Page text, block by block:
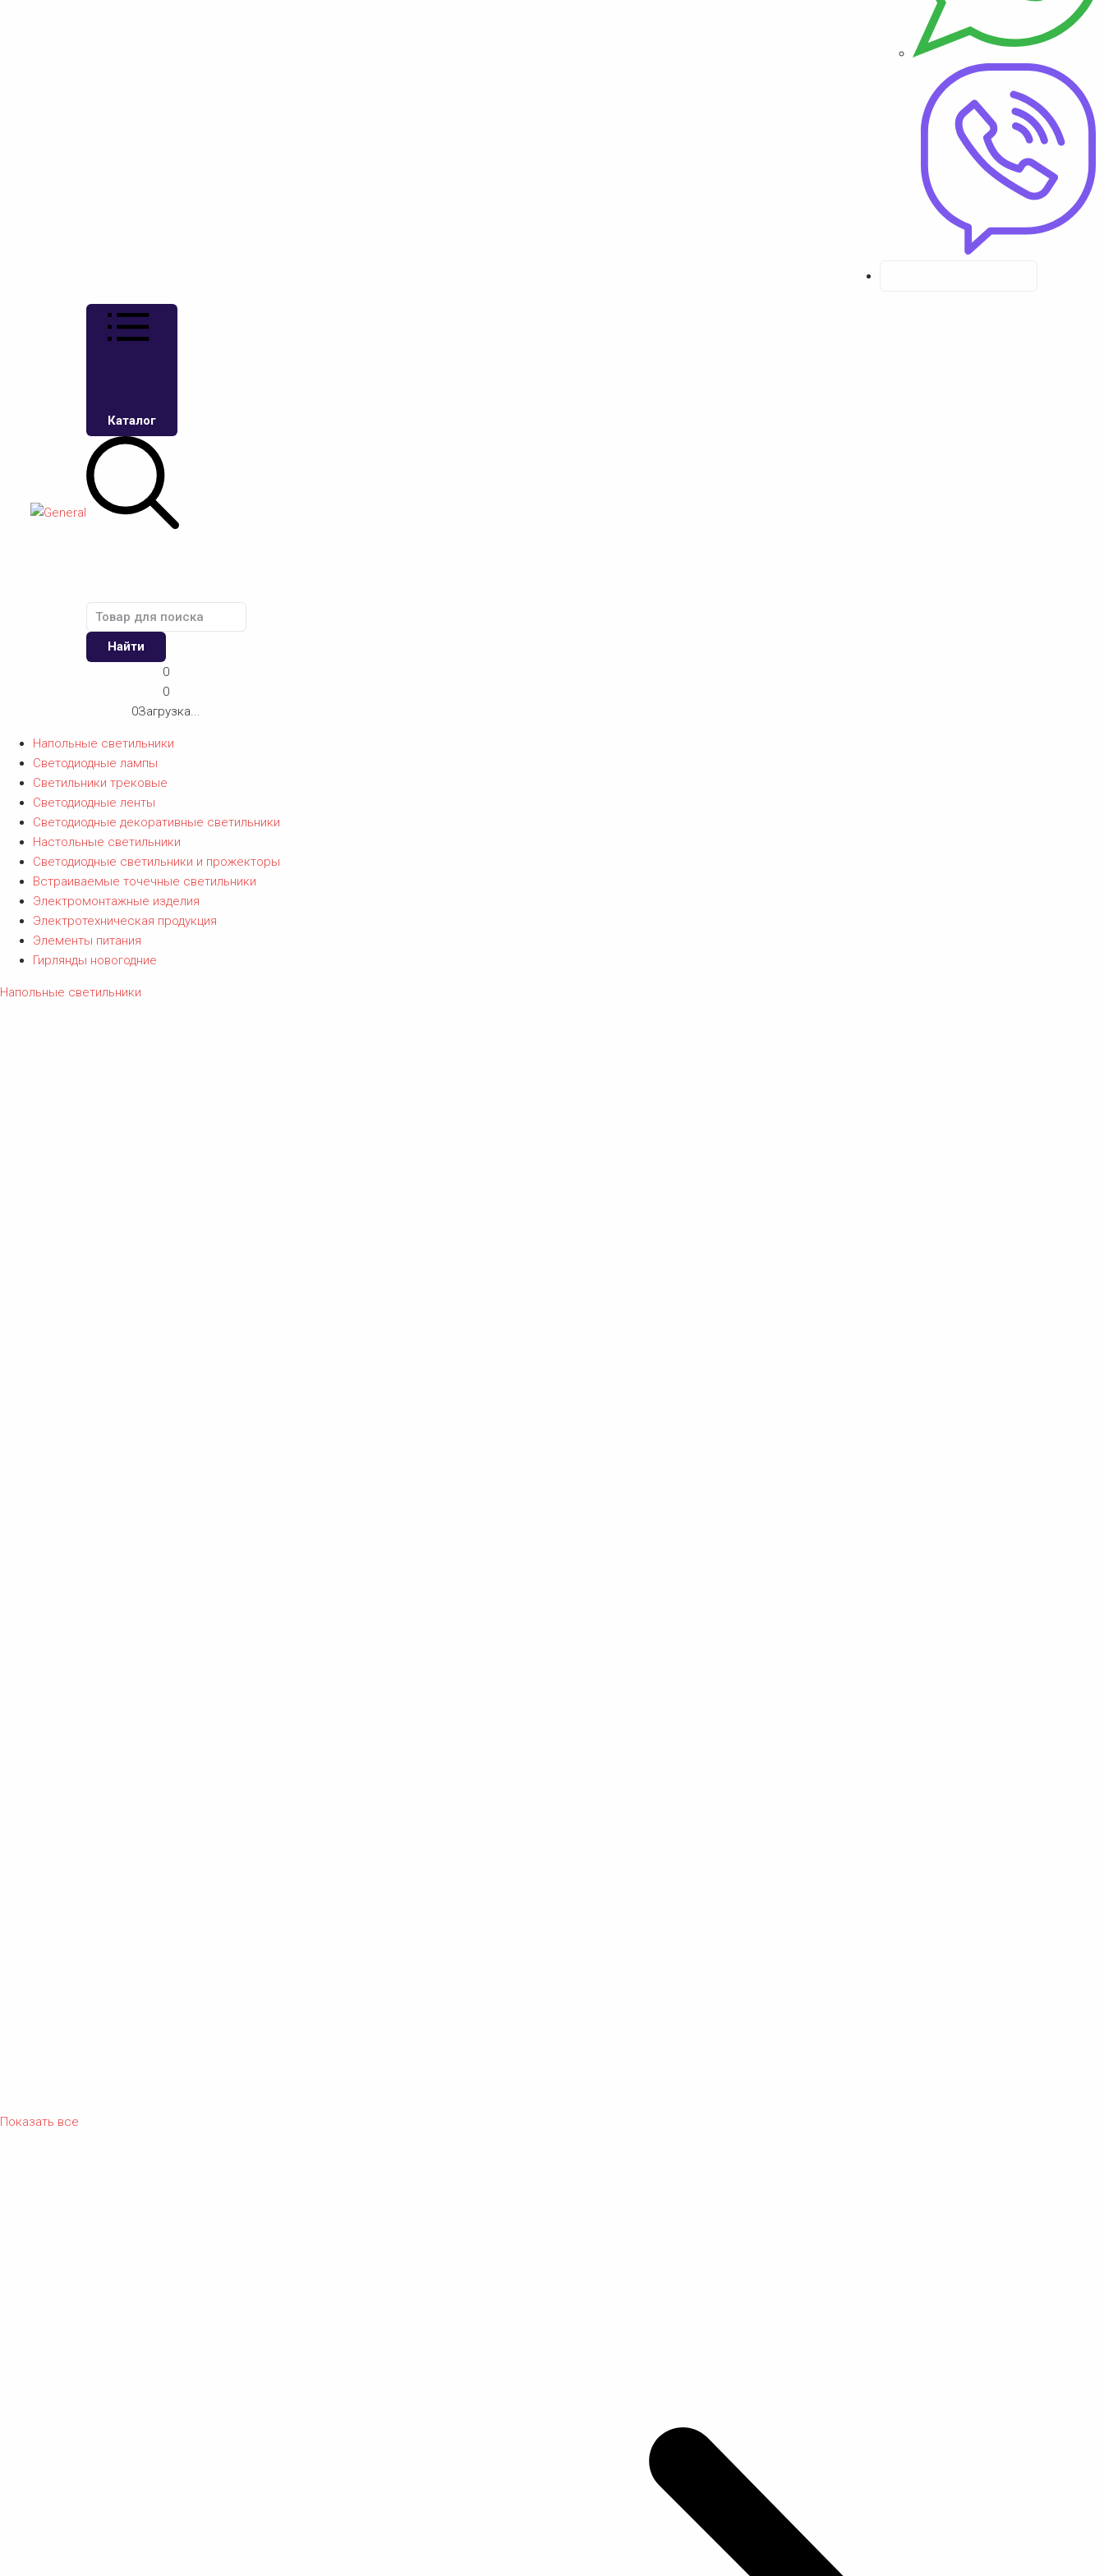
Каталог
Найти
0
0
0Загрузка...
Напольные светильники
Светодиодные лампы
Светильники трековые
Светодиодные ленты
Светодиодные декоративные светильники
Настольные светильники
Светодиодные светильники и прожекторы
Встраиваемые точечные светильники
Электромонтажные изделия
Электротехническая продукция
Элементы питания
Гирлянды новогодние
Напольные светильники
Показать все